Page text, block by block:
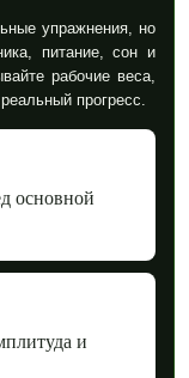
упражнения, но
питание, сон и
рабочие веса,
прогресс.
основной
и